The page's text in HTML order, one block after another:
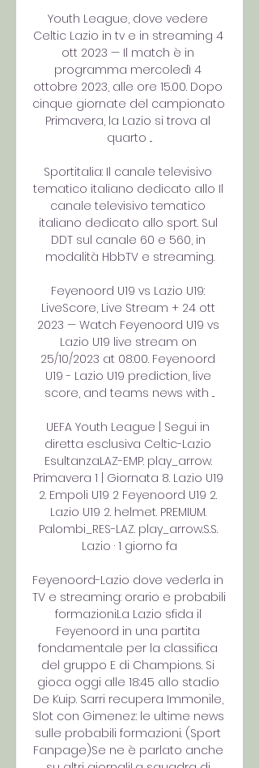
Youth League, dove vedere
Celtic Lazio in tv e in streaming 4
ott 2023 — Il match è in
programma mercoledì 4
ottobre 2023, alle ore 15.00. Dopo
cinque giornate del campionato
Primavera, la Lazio si trova al
quarto ...
Sportitalia: Il canale televisivo
tematico italiano dedicato allo Il
canale televisivo tematico
italiano dedicato allo sport. Sul
DDT sul canale 60 e 560, in
modalità HbbTV e streaming.
Feyenoord U19 vs Lazio U19:
LiveScore, Live Stream + 24 ott
2023 — Watch Feyenoord U19 vs
Lazio U19 live stream on
25/10/2023 at 08:00. Feyenoord
U19 - Lazio U19 prediction, live
score, and teams news with ...
UEFA Youth League | Segui in
diretta esclusiva Celtic-Lazio
EsultanzaLAZ-EMP. play_arrow.
Primavera 1 | Giornata 8. Lazio U19
2. Empoli U19 2 Feyenoord U19 2.
Lazio U19 2. helmet. PREMIUM.
Palombi_RES-LAZ. play_arrow.S.S.
Lazio · 1 giorno fa
Feyenoord-Lazio dove vederla in
TV e streaming: orario e probabili
formazioniLa Lazio sfida il
Feyenoord in una partita
fondamentale per la classifica
del gruppo E di Champions. Si
gioca oggi alle 18:45 allo stadio
De Kuip. Sarri recupera Immonile,
Slot con Gimenez: le ultime news
sulle probabili formazioni. (Sport
Fanpage)Se ne è parlato anche